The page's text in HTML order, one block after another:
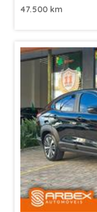
47.500 km